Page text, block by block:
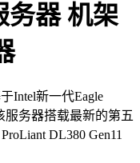
务器 机架
Intel新一代Eagle
服务器搭载最新的第五
DL380 Gen11